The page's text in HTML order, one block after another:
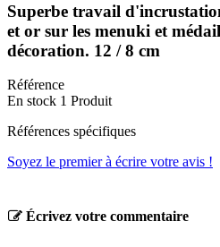
Superbe travail
et or sur les menuki et
décoration. 12 / 8 cm
Référence
En stock 1 Produit
Références spécifiques
Soyez le premier à écrire votre avis !
Écrivez votre commentaire